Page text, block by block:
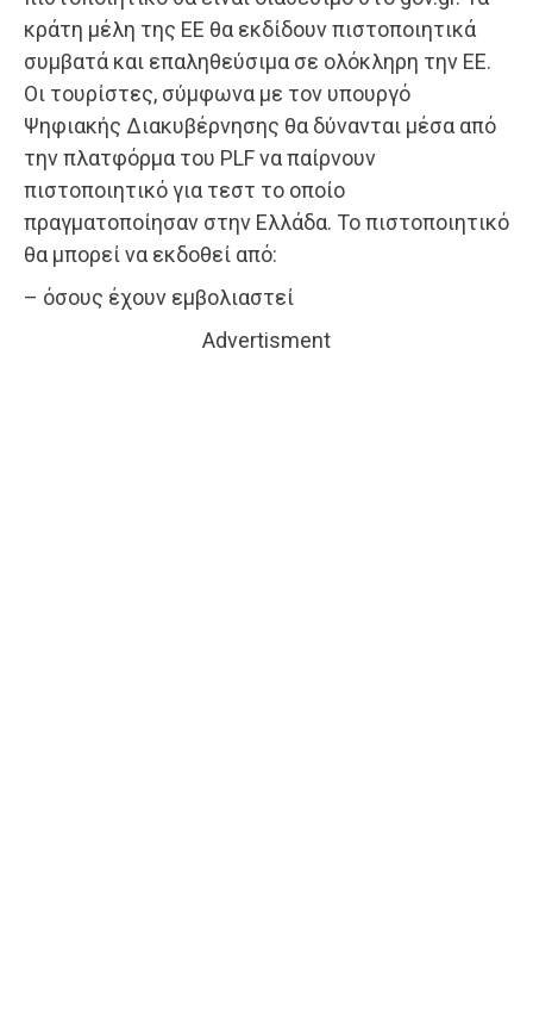
κράτη μέλη της ΕΕ θα εκδίδουν πιστοποιητικά
συμβατά και επαληθεύσιμα σε ολόκληρη την ΕΕ.
Οι τουρίστες, σύμφωνα με τον υπουργό
Ψηφιακής Διακυβέρνησης θα δύνανται μέσα από
την πλατφόρμα του PLF να παίρνουν
πιστοποιητικό για τεστ το οποίο
πραγματοποίησαν στην Ελλάδα. Το πιστοποιητικό
θα μπορεί να εκδοθεί από:
– όσους έχουν εμβολιαστεί
Advertisment